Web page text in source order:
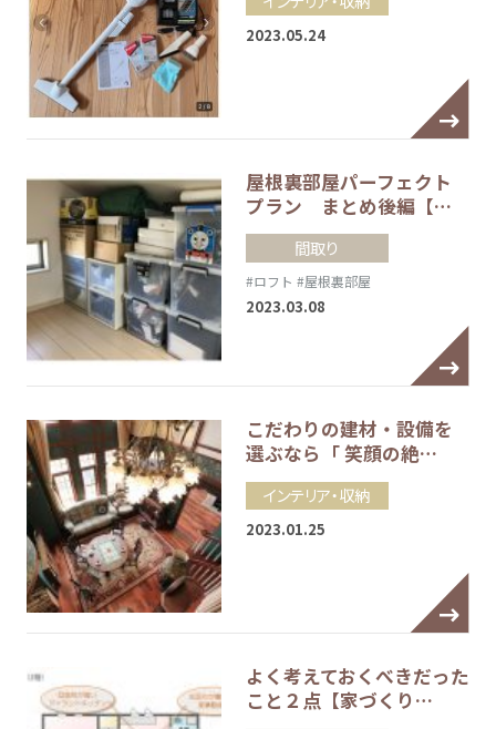
2023.05.24
屋根裏部屋パーフェクト
プラン まとめ後編【…
間取り
#ロフト #屋根裏部屋
2023.03.08
こだわりの建材・設備を
選ぶなら「 笑顔の絶…
インテリア・収納
2023.01.25
よく考えておくべきだった
こと２点【家づくり…